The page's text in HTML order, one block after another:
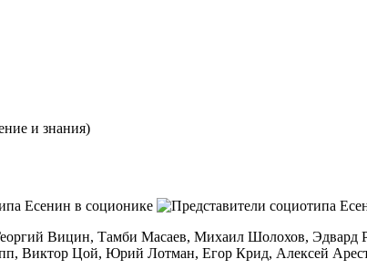
и знания)
Вицин, Тамби Масаев, Михаил Шолохов, Эдвард
Виктор Цой, Юрий Лотман, Егор Крид, Алексей